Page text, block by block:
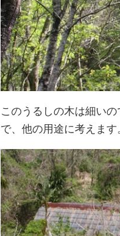
このうるしの木は細い
で、他の用途に考えます